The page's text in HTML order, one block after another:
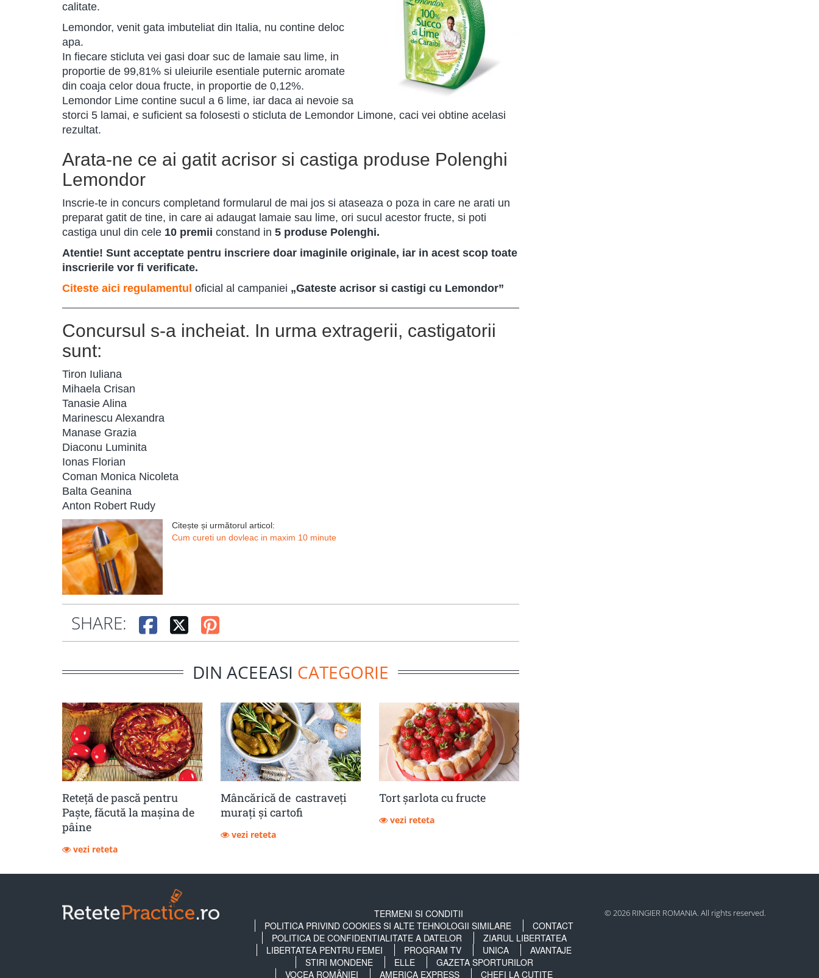
calitate.
Lemondor, venit gata imbuteliat din Italia, nu contine deloc
apa.
In fiecare sticluta vei gasi doar suc de lamaie sau lime, in
proportie de 99,81% si uleiurile esentiale puternic aromate
din coaja celor doua fructe, in proportie de 0,12%.
Lemondor Lime contine sucul a 6 lime, iar daca ai nevoie sa
storci 5 lamai, e suficient sa folosesti o sticluta de Lemondor Limone, caci vei obtine acelasi
rezultat.
Arata-ne ce ai gatit acrisor si castiga produse Polenghi
Lemondor
Inscrie-te in concurs completand formularul de mai jos si ataseaza o poza in care ne arati un
preparat gatit de tine, in care ai adaugat lamaie sau lime, ori sucul acestor fructe, si poti
castiga unul din cele 10 premii constand in 5 produse Polenghi.
Atentie! Sunt acceptate pentru inscriere doar imaginile originale, iar in acest scop toate
inscrierile vor fi verificate.
Citeste aici regulamentul oficial al campaniei „Gateste acrisor si castigi cu Lemondor”
Concursul s-a incheiat. In urma extragerii, castigatorii
sunt:
Tiron Iuliana
Mihaela Crisan
Tanasie Alina
Marinescu Alexandra
Manase Grazia
Diaconu Luminita
Ionas Florian
Coman Monica Nicoleta
Balta Geanina
Anton Robert Rudy
Citește și următorul articol:
Cum cureti un dovleac in maxim 10 minute
SHARE:
DIN ACEEASI CATEGORIE
Reteță de pască pentru
Paște, făcută la mașina de
pâine
vezi reteta
Mâncărică de castraveţi
muraţi şi cartofi
vezi reteta
Tort șarlota cu fructe
vezi reteta
TERMENI SI CONDITII
POLITICA PRIVIND COOKIES SI ALTE TEHNOLOGII SIMILARE
CONTACT
POLITICA DE CONFIDENTIALITATE A DATELOR
ZIARUL LIBERTATEA
LIBERTATEA PENTRU FEMEI
PROGRAM TV UNICA
AVANTAJE
STIRI MONDENE
ELLE
GAZETA SPORTURILOR
VOCEA ROMÂNIEI
AMERICA EXPRESS CHEFI LA CUȚITE
© 2026 RINGIER ROMANIA. All rights reserved.